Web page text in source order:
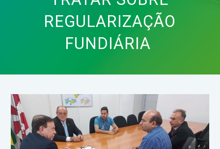
REGULARIZAÇÃO
FUNDIÁRIA